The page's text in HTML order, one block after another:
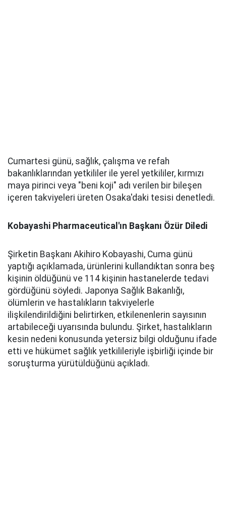
Cumartesi günü, sağlık, çalışma ve refah
bakanlıklarından yetkililer ile yerel yetkililer, kırmızı
maya pirinci veya "beni koji" adı verilen bir bileşen
içeren takviyeleri üreten Osaka'daki tesisi denetledi.
Kobayashi Pharmaceutical'ın Başkanı Özür Diledi
Şirketin Başkanı Akihiro Kobayashi, Cuma günü
yaptığı açıklamada, ürünlerini kullandıktan sonra beş
kişinin öldüğünü ve 114 kişinin hastanelerde tedavi
gördüğünü söyledi. Japonya Sağlık Bakanlığı,
ölümlerin ve hastalıkların takviyelerle
ilişkilendirildiğini belirtirken, etkilenenlerin sayısının
artabileceği uyarısında bulundu. Şirket, hastalıkların
kesin nedeni konusunda yetersiz bilgi olduğunu ifade
etti ve hükümet sağlık yetkilileriyle işbirliği içinde bir
soruşturma yürütüldüğünü açıkladı.